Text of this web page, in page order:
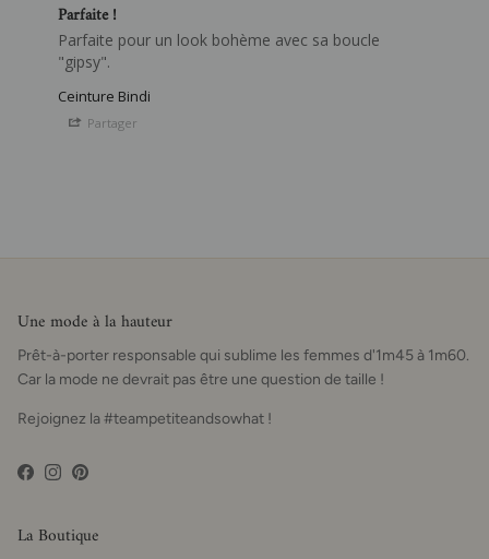
Parfaite !
Parfaite pour un look bohème avec sa boucle
"gipsy".
Ceinture Bindi
Partager
Une mode à la hauteur
Prêt-à-porter responsable qui sublime les femmes d'1m45 à 1m60.
Car la mode ne devrait pas être une question de taille !
Rejoignez la #teampetiteandsowhat !
Facebook
Instagram
Pinterest
La Boutique